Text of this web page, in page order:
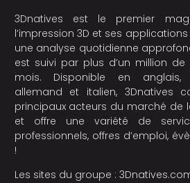
3Dnatives est le premier
l’impression 3D et ses
une analyse quotidienne
est suivi par plus d’un million
mois. Disponible en anglais,
allemand et italien, 3Dnatives
principaux acteurs du marché de
et offre une variété de
professionnels, offres d’emploi,
!
Les sites du groupe :